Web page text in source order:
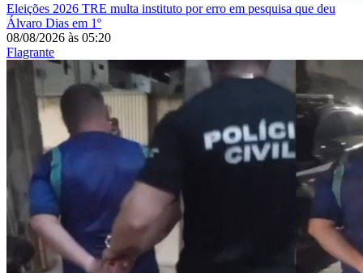
Eleições 2026 TRE multa instituto por erro em pesquisa que deu
Álvaro Dias em 1º
08/08/2026 às 05:20
Flagrante